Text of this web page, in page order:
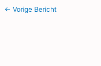
← Vorige Bericht